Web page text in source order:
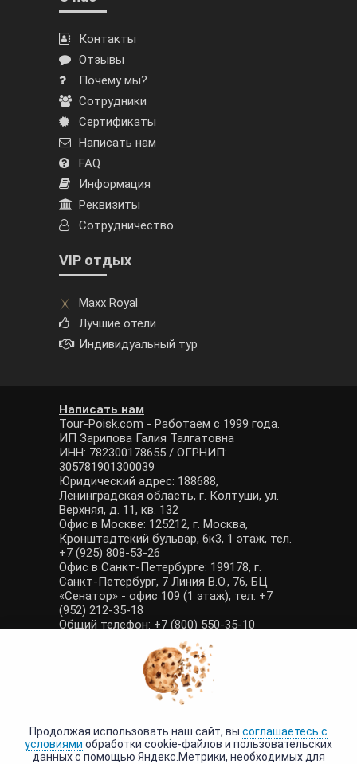
Контакты
Отзывы
Почему мы?
Сотрудники
Сертификаты
Написать нам
FAQ
Информация
Реквизиты
Сотрудничество
VIP отдых
Maxx Royal
Лучшие отели
Индивидуальный тур
Написать нам
Tour-Poisk.com - Работаем с 1999 года.
ИП Зарипова Галия Талгатовна
ИНН: 782300178655 / ОГРНИП:
305781901300039
Юридический адрес: 188688,
Ленинградская область, г. Колтуши, ул.
Верхняя, д. 11, кв. 132
Офис в Москве: 125212, г. Москва,
Кронштадтский бульвар, 6к3, 1 этаж, тел.
+7 (925) 808-53-26
Офис в Санкт-Петербурге: 199178, г.
Санкт-Петербург, 7 Линия В.О., 76, БЦ
«Сенатор» - офис 109 (1 этаж), тел. +7
(952) 212-35-18
Общий телефон: +7 (800) 550-35-10
E-mail: manager@tour-poisk.com (общие
вопросы), admin@tour-poisk.com (жалобы)
Номер в Общероссийском реестре
туристических агентств: РТА 0003424
Политика конфиденциальности
Продолжая использовать наш сайт, вы соглашаетесь с
условиями обработки cookie-файлов и пользовательских
данных с помощью Яндекс.Метрики, необходимых для